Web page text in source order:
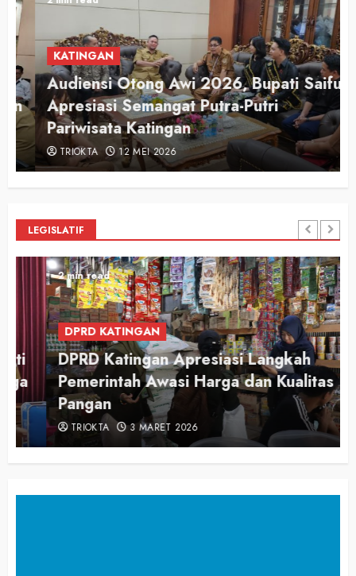
KATINGAN
Audiensi Otong Awi 2026, Bupati Saiful
Apresiasi Semangat Putra-Putri
Pariwisata Katingan
TRIOKTA 12 MEI 2026
LEGISLATIF
2 min read
DPRD KATINGAN
DPRD Katingan Apresiasi Langkah
Pemerintah Awasi Harga dan Kualitas
Pangan
TRIOKTA 3 MARET 2026